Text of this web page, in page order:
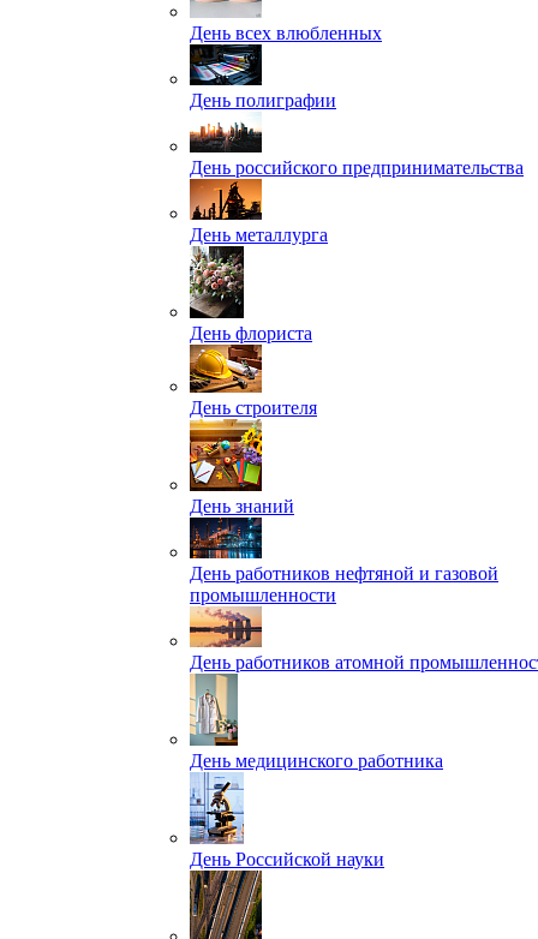
День всех влюбленных
День полиграфии
День российского предпринимательства
День металлурга
День флориста
День строителя
День знаний
День работников нефтяной и газовой
промышленности
День работников атомной
День медицинского работника
День Российской науки